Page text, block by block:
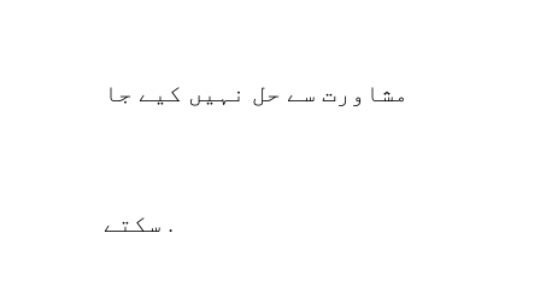
مشاورت سے حل نہیں کیے جا
سکتے .